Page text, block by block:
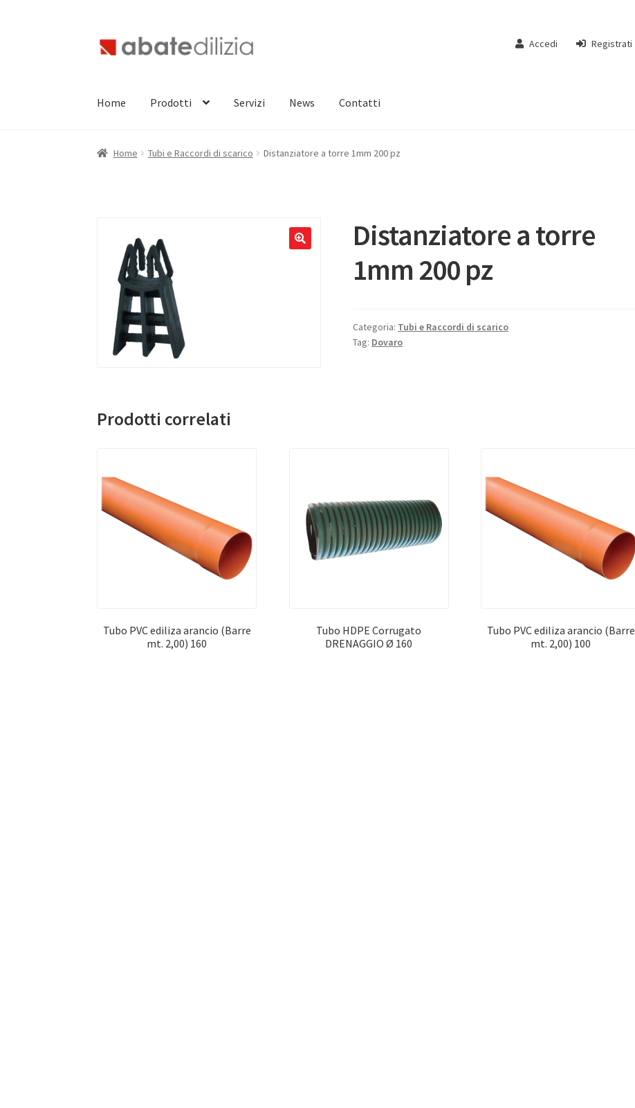
Vai
alla
Vai
al
Accedi Registrati
Home Prodotti Servizi News Contatti
Home Tubi e Raccordi di scarico Distanziatore a torre 1mm 200 pz
Distanziatore a torre
1mm 200 pz
Categoria: Tubi e Raccordi di scarico
Tag: Dovaro
Prodotti correlati
Tubo PVC ediliza arancio (Barre
mt. 2,00) 160
Tubo HDPE Corrugato
DRENAGGIO Ø 160
Tubo PVC ediliza arancio (Barre
mt. 2,00) 100